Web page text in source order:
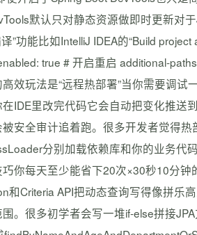
默认只对静态资源做即时更新对
”功能比如IntelliJ IDEA的“Build
true # 开启重启 additional-
效玩法是“远程热部署”当你需要调
IDE里改完代码它会自动把变化推
安全审计追着跑。很多开发者觉得
分别加载依赖库和你的业务代
巧你每天至少能省下20次×30秒10分
和Criteria API把动态查询写得像拼乐
。很多初学者会写一堆if-else拼接